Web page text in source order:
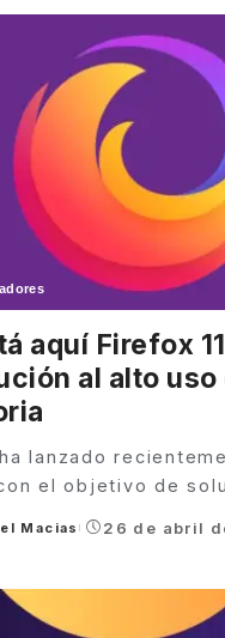
aquí Firefox
al alto uso
lanzado
el objetivo de
Macias 26 de abril